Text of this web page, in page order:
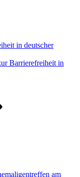
in deutscher
Barrierefreiheit in
am